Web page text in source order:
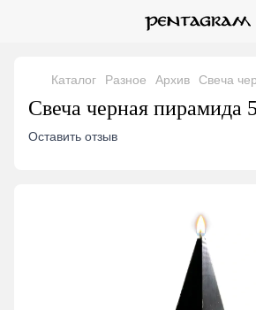
Каталог Разное Архив Свеча
Свеча черная пирамида
Оставить отзыв